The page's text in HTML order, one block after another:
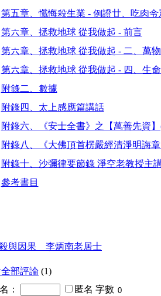
第五章、懺悔殺生業 - 例證廿、吃肉
第六章、拯救地球 從我做起 - 前言
第六章、拯救地球 從我做起 - 二、萬
第六章、拯救地球 從我做起 - 四、生
附錄二、數據
附錄四、太上感應篇講話
附錄六、《安士全書》之【萬善先資
附錄八、《大佛頂首楞嚴經清淨明誨
附錄十、沙彌律要節錄 淨空老教授主
參考書目
與因果 李炳南老居士
部評論 (1)
： 匿名 字數